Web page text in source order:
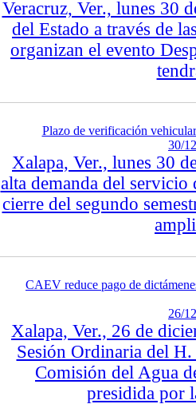
Veracruz, Ver., lunes 30
del Estado a través de
organizan el evento
Plazo de verificación
30/
Xalapa, Ver., lunes 30
alta demanda del
cierre del segundo
CAEV reduce pago de
26/
Xalapa, Ver., 26 de
Sesión Ordinaria del
Comisión del Agua
presidida por